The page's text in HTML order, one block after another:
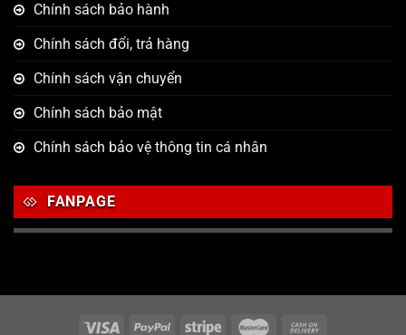
Chính sách bảo hành
Chính sách đổi, trả hàng
Chính sách vận chuyển
Chính sách bảo mật
Chính sách bảo vệ thông tin cá nhân
FANPAGE